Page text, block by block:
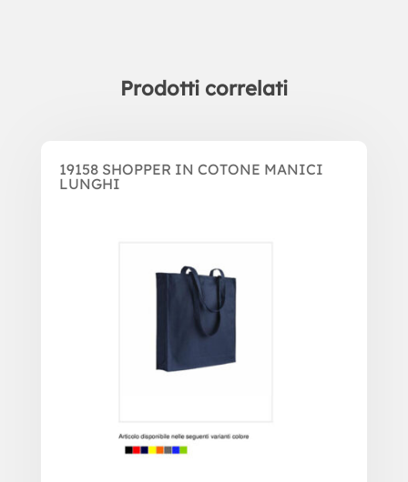
Prodotti correlati
19158 SHOPPER IN COTONE MANICI
LUNGHI